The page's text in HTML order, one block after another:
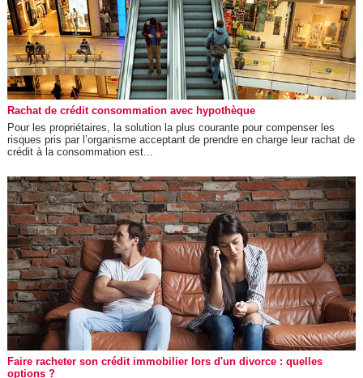
Rachat de crédit consommation avec hypothèque
Pour les propriétaires, la solution la plus courante pour compenser les
risques pris par l’organisme acceptant de prendre en charge leur rachat de
crédit à la consommation est...
Faire racheter son crédit immobilier lors d'un divorce : quelles
options ?